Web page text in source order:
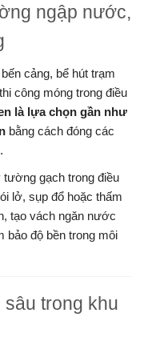
ngập nước,
cảng, bể hút trạm
công móng trong điều
là lựa chọn gần như
bằng cách đóng các
tường gạch trong điều
lở, sụp đổ hoặc thấm
tạo vách ngăn nước
bảo độ bền trong môi
sâu trong khu